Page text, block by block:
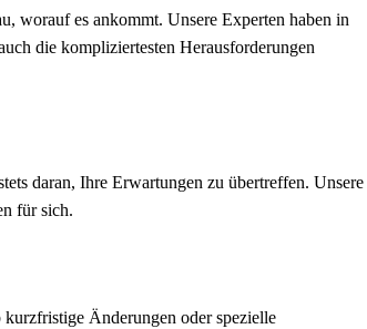
worauf es ankommt. Unsere Experten haben in
die kompliziertesten Herausforderungen
daran, Ihre Erwartungen zu übertreffen. Unsere
für sich.
Änderungen oder spezielle